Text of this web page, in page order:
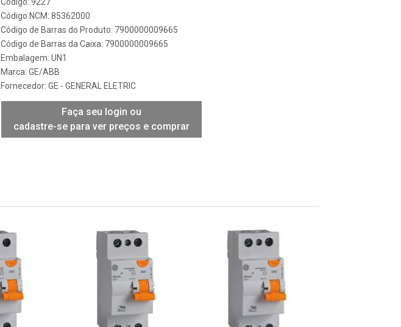
Código NCM: 85362000
Código de Barras do Produto: 7900000009665
Código de Barras da Caixa: 7900000009665
Embalagem: UN1
Marca: GE/ABB
Fornecedor: GE - GENERAL ELETRIC
Faça seu login ou
cadastre-se para ver preços e comprar